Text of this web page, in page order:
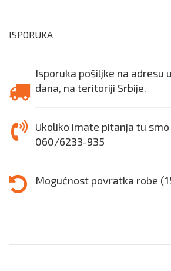
ISPORUKA
Isporuka pošiljke na adresu
dana, na teritoriji Srbije.
Ukoliko imate pitanja tu smo
060/6233-935
Mogućnost povratka robe